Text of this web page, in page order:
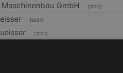
GmbH [2007]
[2007]
[2007]
Bus GmbH